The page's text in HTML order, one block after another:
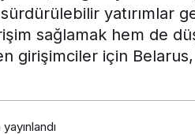
sürdürülebilir
sağlamak hem de
girişimciler için